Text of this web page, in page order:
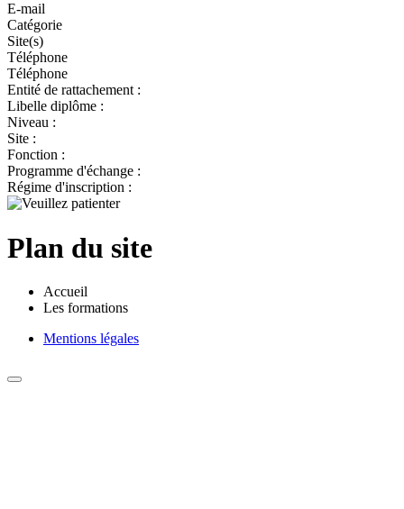
E-mail
Catégorie
Site(s)
Téléphone
Téléphone
Entité de rattachement :
Libelle diplôme :
Niveau :
Site :
Fonction :
Programme d'échange :
Régime d'inscription :
Plan du site
Accueil
Les formations
Mentions légales